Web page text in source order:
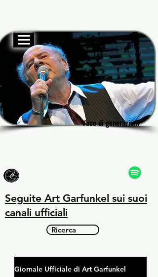
Voce di generazioni
Voce di generazioni
Sito ufficiale
Ricerca
Seguite Art Garfunkel sui suoi
canali ufficiali
Giornale Ufficiale di Art Garfunkel